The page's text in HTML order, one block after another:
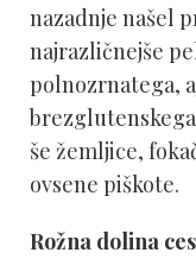
nazadnje našel
najrazličnejše
polnozrnatega,
še žemljice,
ovsene piškote.
Rožna dolina